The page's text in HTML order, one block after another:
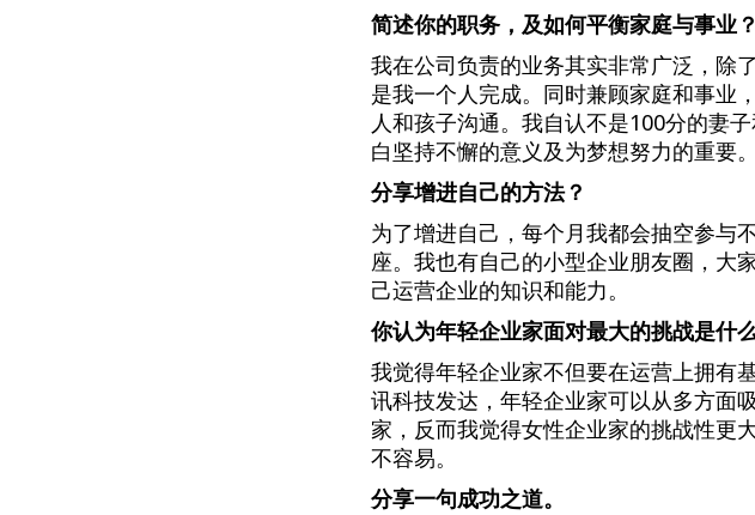
简述你的职务，及如何平衡家庭与事业？
我在公司负责的业务其实非常广泛，除
是我一个人完成。同时兼顾家庭和事业
人和孩子沟通。我自认不是100分的妻
白坚持不懈的意义及为梦想努力的重要。
分享增进自己的方法？
为了增进自己，每个月我都会抽空参与
座。我也有自己的小型企业朋友圈，大
己运营企业的知识和能力。
你认为年轻企业家面对最大的挑战是什
我觉得年轻企业家不但要在运营上拥有
讯科技发达，年轻企业家可以从多方面
家，反而我觉得女性企业家的挑战性更
不容易。
分享一句成功之道。